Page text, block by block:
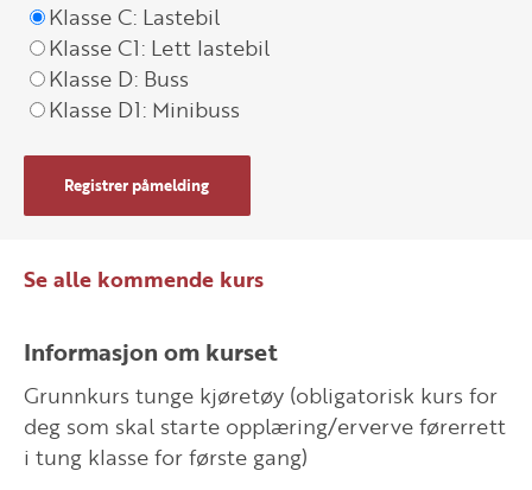
Klasse C: Lastebil
Klasse C1: Lett lastebil
Klasse D: Buss
Klasse D1: Minibuss
Registrer påmelding
Se alle kommende kurs
Informasjon om kurset
Grunnkurs tunge kjøretøy (obligatorisk kurs for
deg som skal starte opplæring/erverve førerrett
i tung klasse for første gang)